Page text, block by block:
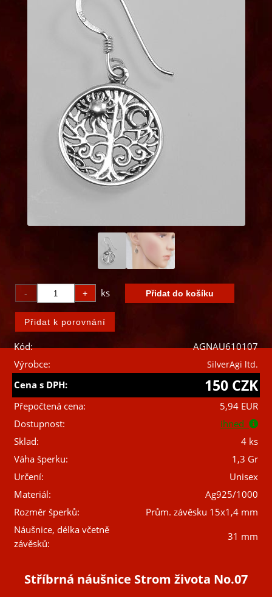
ks
Kód:
AGNAU610107
Výrobce:
SilverAgi ltd.
Cena s DPH: 150 CZK
Přepočtená cena:
5,94 EUR
Dostupnost:
ihned
Sklad:
4 ks
Váha šperku:
1,3 Gr
Určení:
Unisex
Materiál:
Ag925/1000
Rozměr šperků:
Prům. závěsku 15x1,4 mm
Náušnice, délka včetně
závěsků:
31 mm
Stříbrná náušnice Strom života No.07